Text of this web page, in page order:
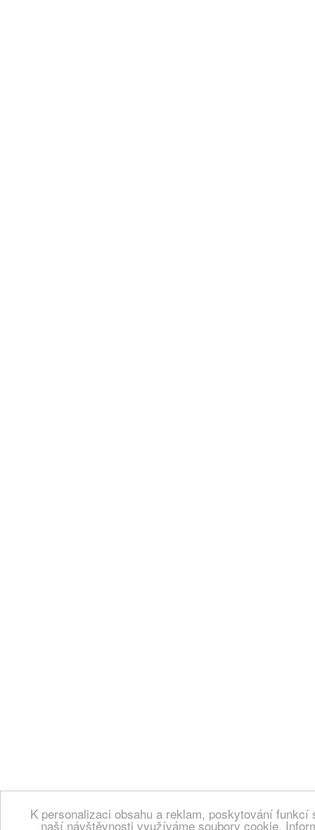
K personalizaci obsahu a reklam, poskytování
naší návštěvnosti využíváme soubory cookie.